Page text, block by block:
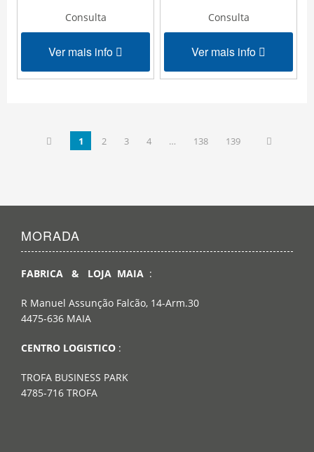
Consulta
Ver mais info
Consulta
Ver mais info
1 2 3 4 … 138 139
MORADA
FABRICA & LOJA MAIA :
R Manuel Assunção Falcão, 14-Arm.30
4475-636 MAIA
CENTRO LOGISTICO :
TROFA BUSINESS PARK
4785-716 TROFA